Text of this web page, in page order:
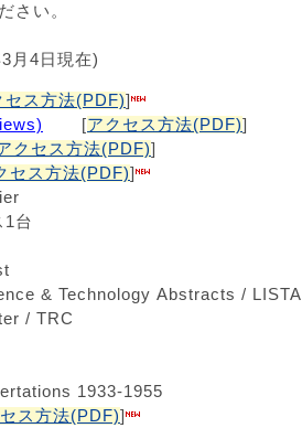
さい。
月4日現在)
セス方法(PDF)]
[アクセス方法(PDF)]
クセス方法(PDF)]
セス方法(PDF)]
台
& Technology Abstracts / LISTA
/ TRC
1933-1955
ス方法(PDF)]